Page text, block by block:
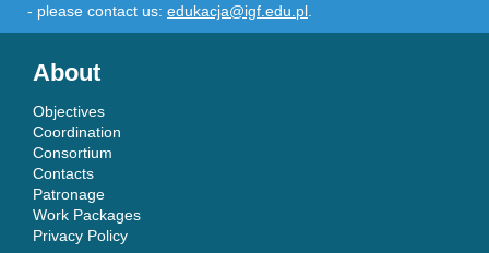
- please contact us: edukacja@igf.edu.pl
About
Objectives
Coordination
Consortium
Contacts
Patronage
Work Packages
Privacy Policy